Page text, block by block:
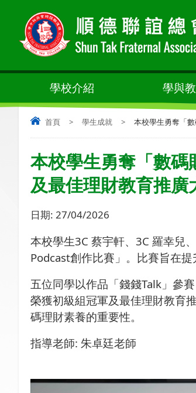
學校介紹 學與教
首頁 > 學生成就 > 本校學生勇奪「
本校學生勇奪「數
及最佳理財教育推廣
日期: 27/04/2026
本校學生3C 蔡宇軒、 3C 羅幸兒、
Podcast創作比賽」。比賽旨在
五位同學以作品「錢錢Talk 」參
榮獲初級組冠軍及最佳理財教育
碼理財素養的重要性。
指導老師: 朱卓廷老師